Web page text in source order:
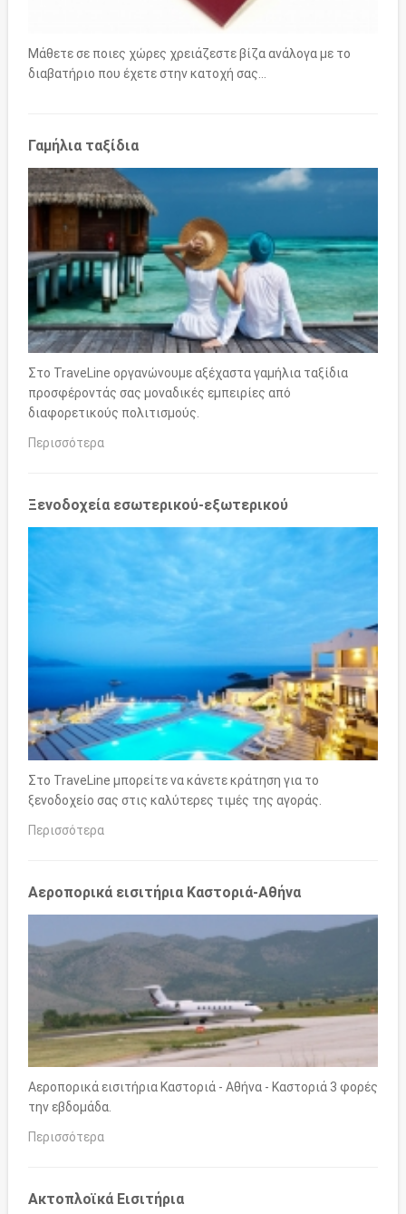
Μάθετε σε ποιες χώρες χρειάζεστε βίζα ανάλογα με το
διαβατήριο που έχετε στην κατοχή σας…
Γαμήλια ταξίδια
Στο TraveLine οργανώνουμε αξέχαστα γαμήλια ταξίδια
προσφέροντάς σας μοναδικές εμπειρίες από
διαφορετικούς πολιτισμούς.
Περισσότερα
Ξενοδοχεία εσωτερικού-εξωτερικού
Στο TraveLine μπορείτε να κάνετε κράτηση για το
ξενοδοχείο σας στις καλύτερες τιμές της αγοράς.
Περισσότερα
Αεροπορικά εισιτήρια Καστοριά-Αθήνα
Αεροπορικά εισιτήρια Καστοριά - Αθήνα - Καστοριά 3 φορές
την εβδομάδα.
Περισσότερα
Ακτοπλοϊκά Εισιτήρια